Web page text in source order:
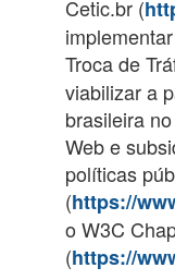
Cetic.br (
Troca de
viabilizar a
brasileira
Web e
políticas
(https://
o W3C
(https://